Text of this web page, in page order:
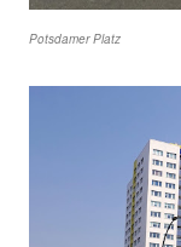
Potsdamer Platz